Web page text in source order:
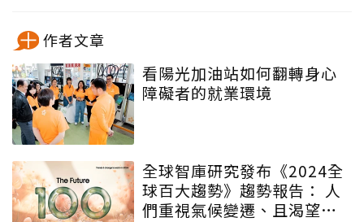
作者文章
看陽光加油站如何翻轉身心
障礙者的就業環境
全球智庫研究發布《2024全
球百大趨勢》趨勢報告： 人
們重視氣候變遷、且渴望慢